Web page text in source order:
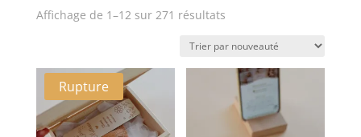
Affichage de 1–12 sur 271 résultatsTrié
plus
récent
au
plus
ancien
Rupture